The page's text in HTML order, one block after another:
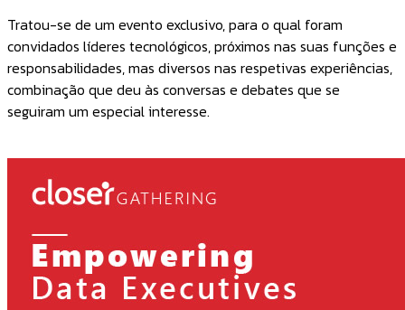
Tratou-se de um evento exclusivo, para o qual foram
convidados líderes tecnológicos, próximos nas suas funções e
responsabilidades, mas diversos nas respetivas experiências,
combinação que deu às conversas e debates que se
seguiram um especial interesse.